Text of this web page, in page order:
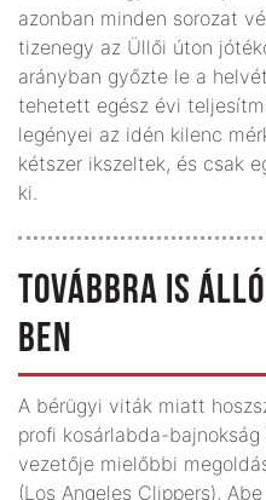
azonban minden sorozat
tizenegy az Üllői úton
arányban győzte le a
tehetett egész évi
legényei az idén kilenc
kétszer ikszeltek, és csak
ki.
TOVÁBBRA IS
BEN
A bérügyi viták miatt
profi kosárlabda-
vezetője mielőbbi
(Los Angeles Clippers),